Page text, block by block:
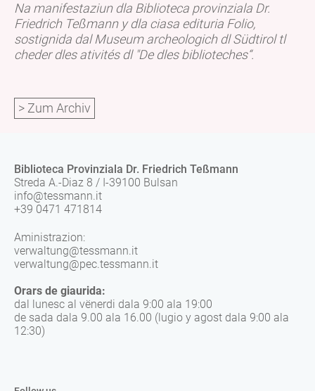
Na manifestaziun dla Biblioteca provinziala Dr.
Friedrich Teßmann y dla ciasa edituria Folio,
sostignida dal Museum archeologich dl Südtirol tl
cheder dles ativités dl "De dles biblioteches“.
> Zum Archiv
Biblioteca Provinziala Dr. Friedrich Teßmann
Streda A.-Diaz 8 / I-39100 Bulsan
info@tessmann.it
+39 0471 471814
Aministrazion:
verwaltung@tessmann.it
verwaltung@pec.tessmann.it
Orars de giaurida:
dal lunesc al vënerdi dala 9:00 ala 19:00
de sada dala 9.00 ala 16.00 (lugio y agost dala 9:00 ala
12:30)